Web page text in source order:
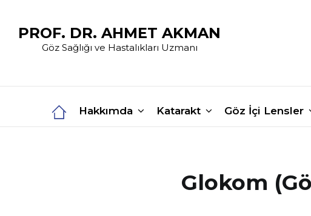
PROF. DR. AHMET AKMAN
Göz Sağlığı ve Hastalıkları Uzmanı
Hakkımda Katarakt Göz İçi Lensler
Glokom